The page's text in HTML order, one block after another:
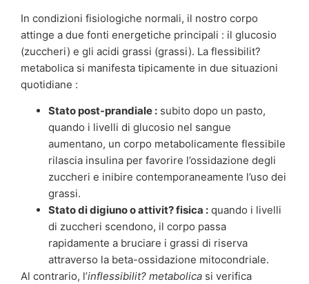
In condizioni fisiologiche normali, il nostro corpo
attinge a due fonti energetiche principali : il glucosio
(zuccheri) e gli acidi grassi (grassi). La flessibilit?
metabolica si manifesta tipicamente in due situazioni
quotidiane :
Stato post-prandiale : subito dopo un pasto,
quando i livelli di glucosio nel sangue
aumentano, un corpo metabolicamente flessibile
rilascia insulina per favorire l’ossidazione degli
zuccheri e inibire contemporaneamente l’uso dei
grassi.
Stato di digiuno o attivit? fisica : quando i livelli
di zuccheri scendono, il corpo passa
rapidamente a bruciare i grassi di riserva
attraverso la beta-ossidazione mitocondriale.
Al contrario, l’inflessibilit? metabolica si verifica